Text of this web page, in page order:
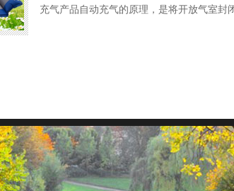
充气产品自动充气的原理，是将开放气室封